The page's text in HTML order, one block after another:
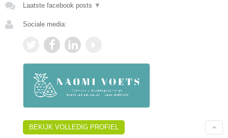
Laatste facebook posts ▼
Sociale media:
BEKIJK VOLLEDIG PROFIEL